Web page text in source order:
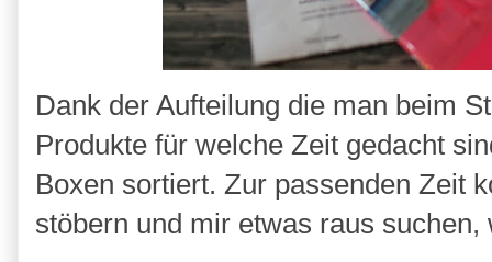
Dank der Aufteilung die man beim
Produkte für welche Zeit gedacht
Boxen sortiert. Zur passenden Zeit
stöbern und mir etwas raus